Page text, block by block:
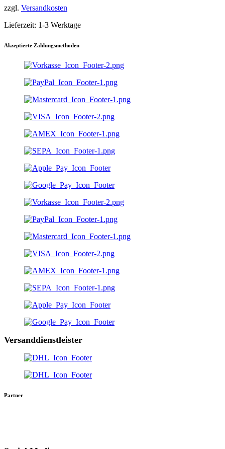
Varianten
Die
können
der
gewählt
zzgl. Versandkosten
Lieferzeit: 1-3 Werktage
Akzeptierte Zahlungsmethoden
Versanddienstleister
Partner